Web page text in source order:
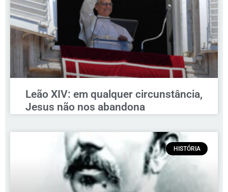
Leão XIV: em qualquer circunstância,
Jesus não nos abandona
HISTÓRIA